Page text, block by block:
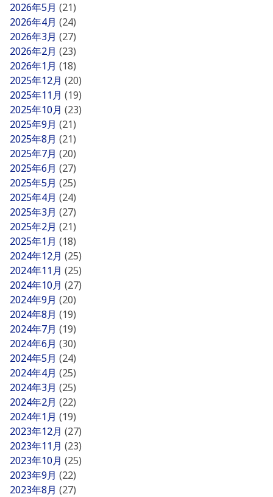
2026年5月 (21)
2026年4月 (24)
2026年3月 (27)
2026年2月 (23)
2026年1月 (18)
2025年12月 (20)
2025年11月 (19)
2025年10月 (23)
2025年9月 (21)
2025年8月 (21)
2025年7月 (20)
2025年6月 (27)
2025年5月 (25)
2025年4月 (24)
2025年3月 (27)
2025年2月 (21)
2025年1月 (18)
2024年12月 (25)
2024年11月 (25)
2024年10月 (27)
2024年9月 (20)
2024年8月 (19)
2024年7月 (19)
2024年6月 (30)
2024年5月 (24)
2024年4月 (25)
2024年3月 (25)
2024年2月 (22)
2024年1月 (19)
2023年12月 (27)
2023年11月 (23)
2023年10月 (25)
2023年9月 (22)
2023年8月 (27)